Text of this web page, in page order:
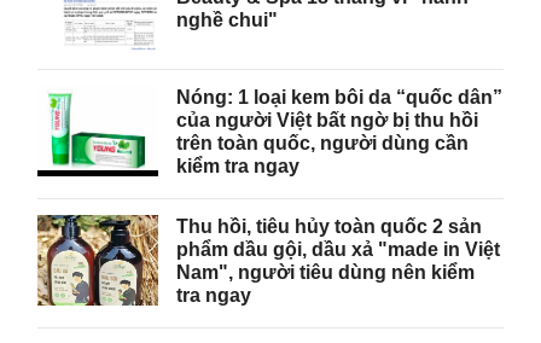
nghề chui"
Nóng: 1 loại kem bôi da “quốc dân”
của người Việt bất ngờ bị thu hồi
trên toàn quốc, người dùng cần
kiểm tra ngay
Thu hồi, tiêu hủy toàn quốc 2 sản
phẩm dầu gội, dầu xả "made in Việt
Nam", người tiêu dùng nên kiểm
tra ngay